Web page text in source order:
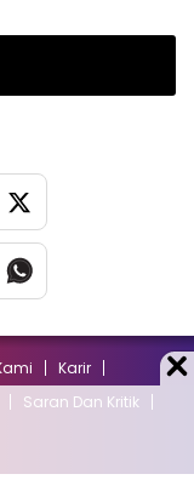
Karir
Saran Dan Kritik